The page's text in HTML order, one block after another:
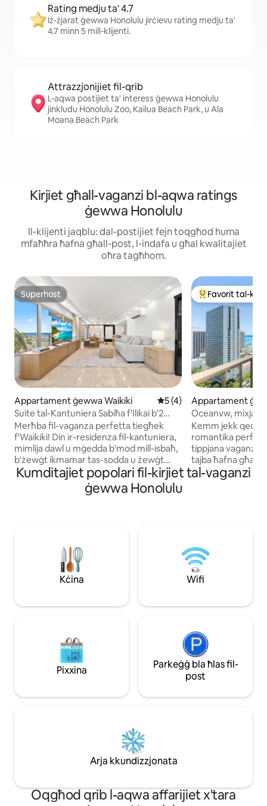
Rating medju ta' 4.7
Iż-żjarat ġewwa Honolulu jirċievu rating medju ta'
4.7 minn 5 mill-klijenti.
Attrazzjonijiet fil-qrib
L-aqwa postijiet ta' interess ġewwa Honolulu
jinkludu Honolulu Zoo, Kailua Beach Park, u Ala
Moana Beach Park
Kirjiet għall-vaganzi bl-aqwa ratings
ġewwa Honolulu
Il-klijenti jaqblu: dal-postijiet fejn toqgħod huma
mfaħħra ħafna għall-post, l-indafa u għal kwalitajiet
oħra tagħhom.
Superhost
Superhost
Appartament ġewwa Waikiki Rating medju ta' 5 minn
5 (4)
Suite tal-Kantuniera Sabiħa f'Ilikai b'2
KMAMERI TAS-SODDA/2 KAMRI TAL-
BANJU - Waikiki
Merħba fil-vaganza perfetta tiegħek
f'Waikiki! Din ir-residenza fil-kantuniera,
mimlija dawl u mġedda b'mod mill-isbaħ,
b'żewġt ikmamar tas-sodda u żewġt
ikmamar tal-banju, fl-ikoniku Ilikai toffri t-
taħlita ideali ta' kumdità, stil u stil ta' ħajja
tal-gżira. Gawdi 1000 pied kwadru ta'
oċean u tal-belt. Ftit passi biss 'il bogħod
mill-bajja, Ala Moana Center, ristoranti
ta' livell dinji, shopping u avventuri bla
tmiem madwar il-gżira!
Wieħed mill-
Favorit tal-
Appartament
iOceanvw, mixja 2
0, kċina
Kemm jekk qed
romantika
tippjana vaganza
tajba ħafna għal
appartament b'
oċean jiċċekkja l-
ix-xorb u l-ikliet
bogħod mill-
GĦALL-
l-ebda TARIFFA
Kumditajiet popolari fil-kirjiet tal-vaganzi
ġewwa Honolulu
Kċina Wifi
Pixxina
Parkeġġ bla ħlas fil-
post
Arja kkundizzjonata
Oqgħod qrib l-aqwa affarijiet x'tara